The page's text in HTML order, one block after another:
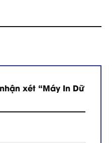
xét “Máy In Dữ